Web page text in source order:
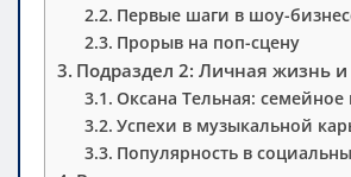
Первые шаги в шоу-
Прорыв на поп-сцену
Подраздел 2: Личная жизнь и
Оксана Тельная:
Успехи в музыкальной
Популярность в